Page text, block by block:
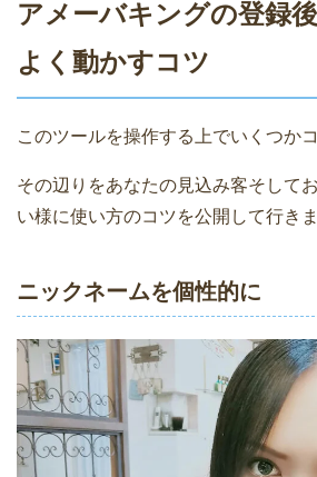
アメーバキングの登録
よく動かすコツ
このツールを操作する上でいくつか
その辺りをあなたの見込み客そして
い様に使い方のコツを公開して行きま
ニックネームを個性的に